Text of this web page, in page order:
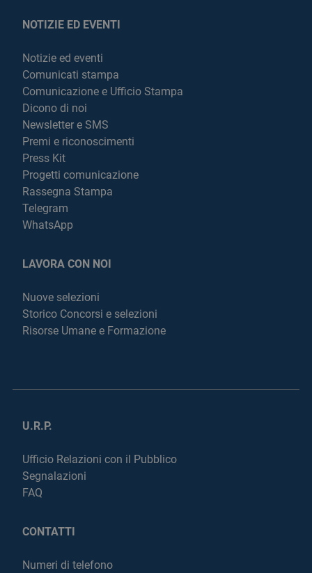
NOTIZIE ED EVENTI
Notizie ed eventi
Comunicati stampa
Comunicazione e Ufficio Stampa
Dicono di noi
Newsletter e SMS
Premi e riconoscimenti
Press Kit
Progetti comunicazione
Rassegna Stampa
Telegram
WhatsApp
LAVORA CON NOI
Nuove selezioni
Storico Concorsi e selezioni
Risorse Umane e Formazione
U.R.P.
Ufficio Relazioni con il Pubblico
Segnalazioni
FAQ
CONTATTI
Numeri di telefono